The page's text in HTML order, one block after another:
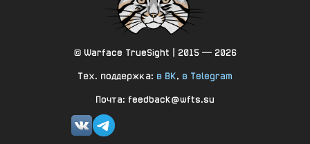
© Warface TrueSight | 2015 — 2026
Тех. поддержка: в ВК, в Telegram
Почта: feedback@wfts.su